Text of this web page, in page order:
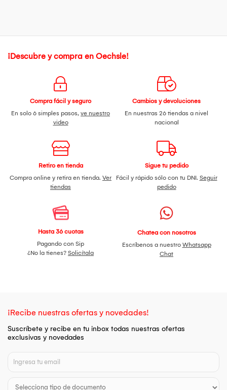
¡Descubre y compra en Oechsle!
Compra fácil y seguro
En solo 6 simples pasos, ve nuestro
video
Cambios y devoluciones
En nuestras 26 tiendas a nivel
nacional
Retiro en tienda
Compra online y retira en tienda. Ver
tiendas
Sigue tu pedido
Fácil y rápido sólo con tu DNI. Seguir
pedido
Hasta 36 cuotas
Pagando con Sip
¿No la tienes? Solicítala
Chatea con nosotros
Escríbenos a nuestro Whatsapp
Chat
¡Recibe nuestras ofertas y novedades!
Suscríbete y recibe en tu inbox todas nuestras ofertas
exclusivas y novedades